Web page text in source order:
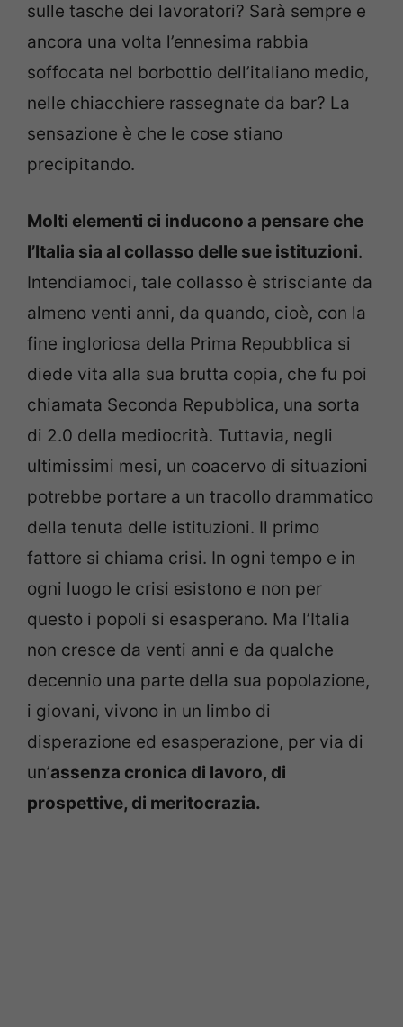
sulle tasche dei lavoratori? Sarà sempre e
ancora una volta l’ennesima rabbia
soffocata nel borbottio dell’italiano medio,
nelle chiacchiere rassegnate da bar? La
sensazione è che le cose stiano
precipitando.
Molti elementi ci inducono a pensare che
l’Italia sia al collasso delle sue istituzioni.
Intendiamoci, tale collasso è strisciante da
almeno venti anni, da quando, cioè, con la
fine ingloriosa della Prima Repubblica si
diede vita alla sua brutta copia, che fu poi
chiamata Seconda Repubblica, una sorta
di 2.0 della mediocrità. Tuttavia, negli
ultimissimi mesi, un coacervo di situazioni
potrebbe portare a un tracollo drammatico
della tenuta delle istituzioni. Il primo
fattore si chiama crisi. In ogni tempo e in
ogni luogo le crisi esistono e non per
questo i popoli si esasperano. Ma l’Italia
non cresce da venti anni e da qualche
decennio una parte della sua popolazione,
i giovani, vivono in un limbo di
disperazione ed esasperazione, per via di
un’assenza cronica di lavoro, di
prospettive, di meritocrazia.